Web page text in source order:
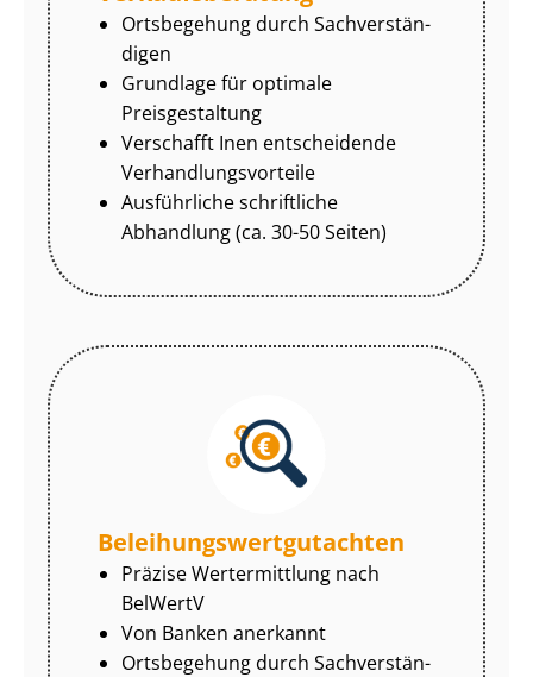
Ortsbegehung durch Sach­ver­stän­
di­gen
Grundlage für optimale
Preisgestaltung
Verschafft Inen entscheidende
Ver­hand­lungs­vor­tei­le
Ausführliche schriftliche
Abhandlung (ca. 30-50 Seiten)
Be­lei­hungs­wert­gut­ach­ten
Präzise Wertermittlung nach
BelWertV
Von Banken anerkannt
Ortsbegehung durch Sach­ver­stän­